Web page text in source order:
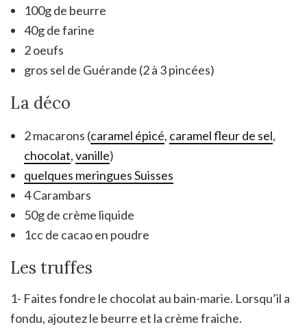
100g de beurre
40g de farine
2 oeufs
gros sel de Guérande (2 à 3 pincées)
La déco
2 macarons (caramel épicé, caramel fleur de sel,
chocolat,vanille)
quelques meringues Suisses
4 Carambars
50g de crème liquide
1cc de cacao en poudre
Les truffes
1- Faites fondre le chocolat au bain-marie. Lorsqu’il a
fondu, ajoutez le beurre et la crème fraiche.